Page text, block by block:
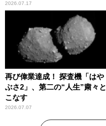
2026.07.17
再び偉業達成！ 探査機「はや
ぶさ2」、第二の“人生”粛々と
こなす
2026.07.07